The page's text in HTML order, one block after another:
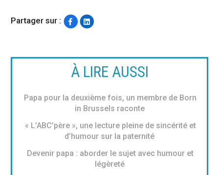
Partager sur :
À LIRE AUSSI
Papa pour la deuxième fois, un membre de Born
in Brussels raconte
« L’ABC’père », une lecture pleine de sincérité et
d’humour sur la paternité
Devenir papa : aborder le sujet avec humour et
légèreté